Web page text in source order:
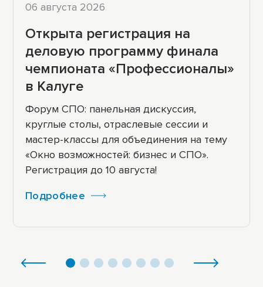
06 августа 2026
Открыта регистрация на
деловую программу финала
чемпионата «Профессионалы»
в Калуге
Форум СПО: панельная дискуссия,
круглые столы, отраслевые сессии и
мастер-классы для объединения на тему
«Окно возможностей: бизнес и СПО».
Регистрация до 10 августа!
Подробнее